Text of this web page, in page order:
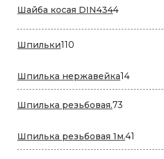
Шайба косая DIN43444
Шпильки110
Шпилька нержавейка1414
товаров
Шпилька резьбовая.73
Шпилька резьбовая 1м.41
товар